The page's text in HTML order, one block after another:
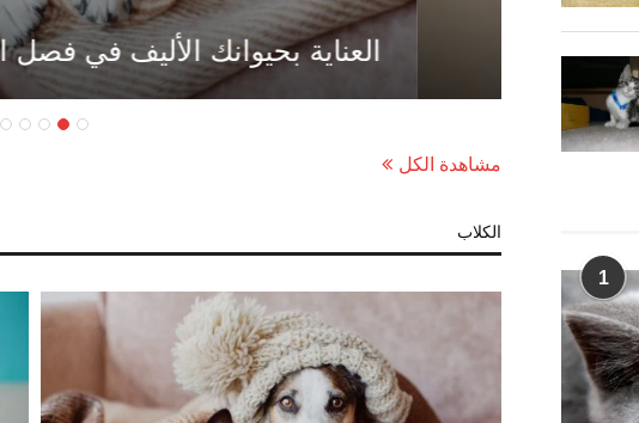
العناية بحيوانك الأليف في فصل الشتاء
مشاهدة الكل
الكلاب
1